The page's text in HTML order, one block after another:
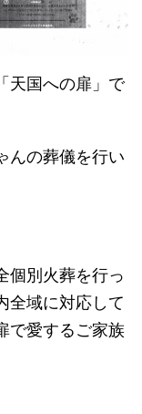
天国への扉」で
んの葬儀を行い
個別火葬を行っ
全域に対応して
で愛するご家族